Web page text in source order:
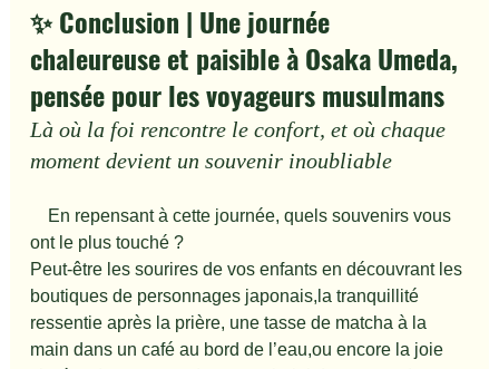
✨ Conclusion | Une journée
chaleureuse et paisible à Osaka Umeda,
pensée pour les voyageurs musulmans
Là où la foi rencontre le confort, et où chaque
moment devient un souvenir inoubliable
En repensant à cette journée, quels souvenirs vous
ont le plus touché ?
Peut-être les sourires de vos enfants en découvrant les
boutiques de personnages japonais,la tranquillité
ressentie après la prière, une tasse de matcha à la
main dans un café au bord de l’eau,ou encore la joie